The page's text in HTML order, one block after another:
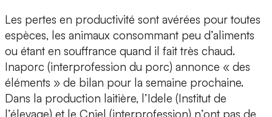
Les pertes en productivité sont avérées pour toutes
espèces, les animaux consommant peu d’aliments
ou étant en souffrance quand il fait très chaud.
Inaporc (interprofession du porc) annonce « des
éléments » de bilan pour la semaine prochaine.
Dans la production laitière, l’Idele (Institut de
l’élevage) et le Cniel (interprofession) n’ont pas de